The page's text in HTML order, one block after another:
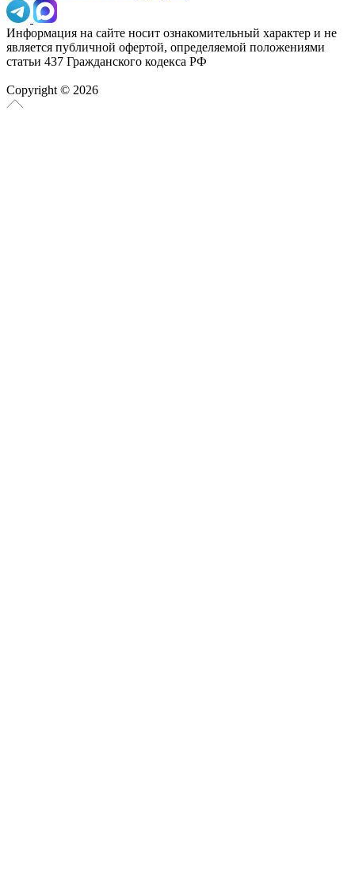
Информация на сайте носит ознакомительный характер и не
является публичной офертой, определяемой положениями
статьи 437 Гражданского кодекса РФ
Copyright © 2026